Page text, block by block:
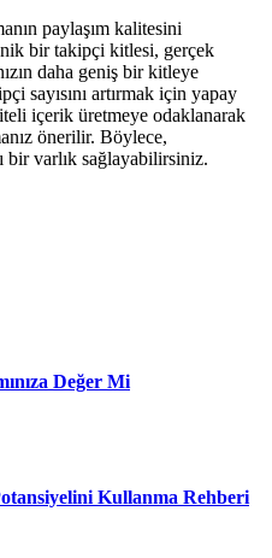
paylaşım kalitesini
bir takipçi kitlesi, gerçek
daha geniş bir kitleye
sayısını artırmak için yapay
içerik üretmeye odaklanarak
önerilir. Böylece,
bir varlık sağlayabilirsiniz.
Değer Mi
Kullanma Rehberi